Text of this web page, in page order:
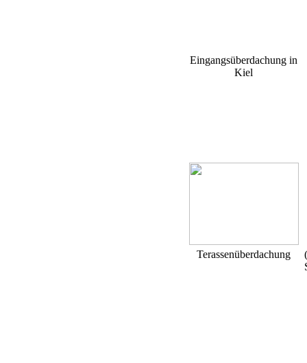
Eingangsüberdachung in
Kiel
Terassenüberdachung